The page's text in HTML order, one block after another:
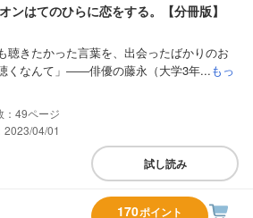
ンはてのひらに恋をする。【分冊版】
聴きたかった言葉を、出会ったばかりのお
くなんて」――俳優の藤永（大学3年...もっ
49
2023/04/01
試し読み
170ポイント